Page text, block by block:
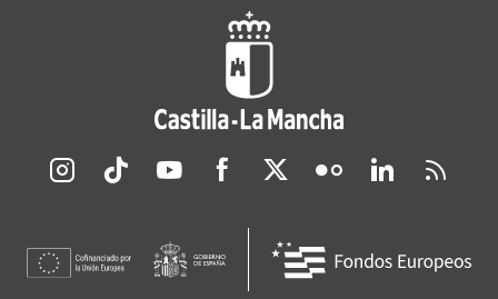
Redes sociales JCCM